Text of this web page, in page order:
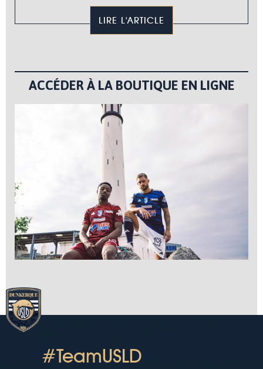
LIRE L'ARTICLE
ACCÉDER À LA BOUTIQUE EN LIGNE
#TeamUSLD